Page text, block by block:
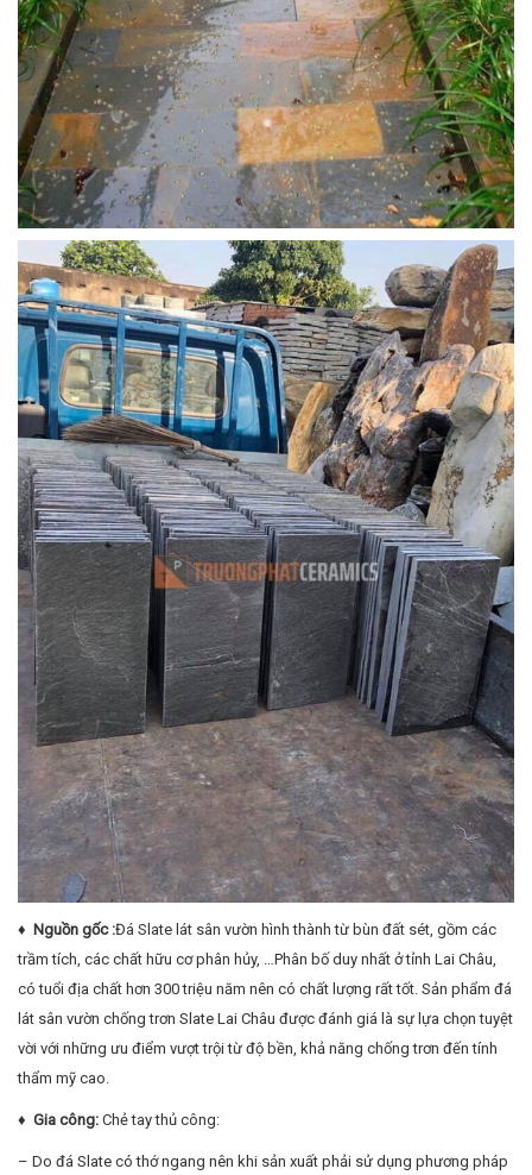
♦ Nguồn gốc :Đá Slate lát sân vườn hình thành từ bùn đất sét, gồm các
trầm tích, các chất hữu cơ phân hủy, …Phân bố duy nhất ở tỉnh Lai Châu,
có tuổi địa chất hơn 300 triệu năm nên có chất lượng rất tốt. Sản phẩm đá
lát sân vườn chống trơn Slate Lai Châu được đánh giá là sự lựa chọn tuyệt
vời với những ưu điểm vượt trội từ độ bền, khả năng chống trơn đến tính
thẩm mỹ cao.
♦ Gia công: Chẻ tay thủ công:
– Do đá Slate có thớ ngang nên khi sản xuất phải sử dụng phương pháp